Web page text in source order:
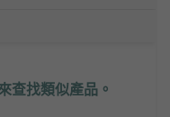
查找類似產品。